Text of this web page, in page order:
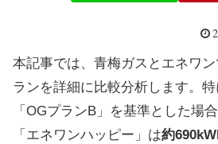
本記事では、青梅ガスとエネワ
ランを詳細に比較分析します。
「OGプランB」を基準とした場
「エネワンハッピー」は約